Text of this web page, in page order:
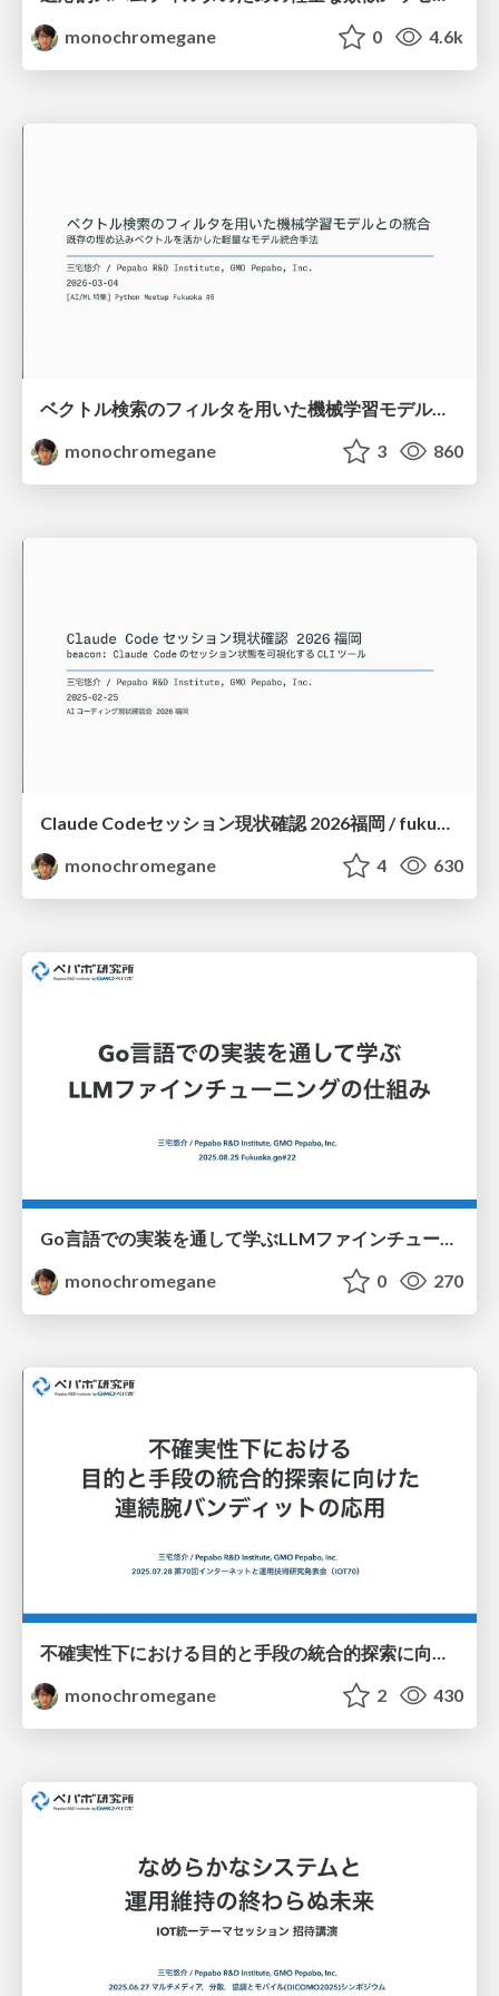
monochromegane
0 4.6k
ベクトル検索のフィルタを用いた機械学習モデルとの統合 / python-meetup-fukuoka-06-vector-attr
monochromegane
3 860
Claude Codeセッション現状確認 2026福岡 / fukuoka-aicoding-00-beacon
monochromegane
4 630
Go言語での実装を通して学ぶLLMファインチューニングの仕組み / fukuokago22-llm-peft
monochromegane
0 270
不確実性下における目的と手段の統合的探索に向けた連続腕バンディットの応用 / iot70_gp_rff_mab
monochromegane
2 430